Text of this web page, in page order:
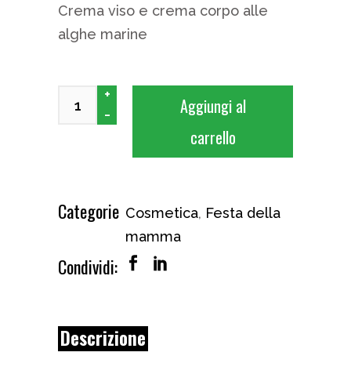
Crema viso e crema corpo alle
alghe marine
CREMA VISO+CORPO alle alghe marine
-
+
Aggiungi al
carrello
Categorie Cosmetica, Festa della
mamma
Condividi:
Descrizione